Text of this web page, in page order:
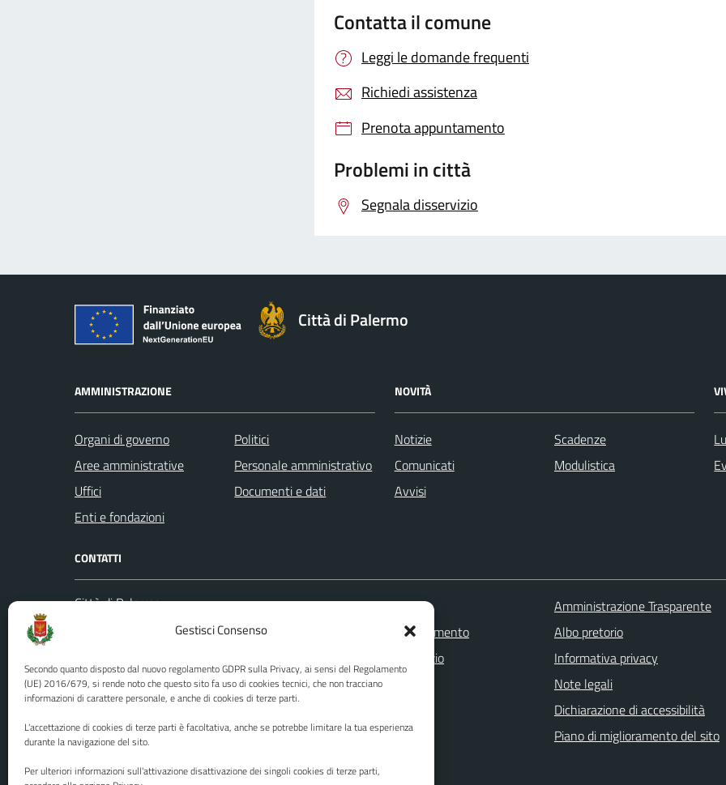
Gestisci Consenso
Secondo quanto disposto dal nuovo regolamento GDPR sulla Privacy, ai sensi del Regolamento
(UE) 2016/679, si rende noto che questo sito fa uso di cookies tecnici, che non tracciano
informazioni di carattere personale, e anche di cookies di terze parti.
L'accettazione di cookies di terze parti è facoltativa, anche se potrebbe limitare la tua esperienza
durante la navigazione del sito.
Per ulteriori informazioni sull'attivazione disattivazione dei singoli cookies di terze parti,
Contatta il comune
Leggi le domande frequenti
Richiedi assistenza
Prenota appuntamento
Problemi in città
Segnala disservizio
Città di Palermo
AMMINISTRAZIONE
Organi di governo
Aree amministrative
Uffici
Enti e fondazioni
Politici
Personale amministrativo
Documenti e dati
NOVITÀ
Notizie
Comunicati
Avvisi
Scadenze
Modulistica
CONTATTI
Città di Palermo
Codice fiscale / P. IVA:80016350821
U.O. Ufficio Relazioni con il Pubblico
(URP)
Numero verde: 0917401111
PEC:protocollo@cert.comune.palermo.it
Leggi le FAQ
Prenotazione appuntamento
Segnalazione disservizio
Richiesta assistenza
Amministrazione Trasparente
Albo pretorio
Informativa privacy
Note legali
Dichiarazione di accessibilità
Piano di miglioramento del sito